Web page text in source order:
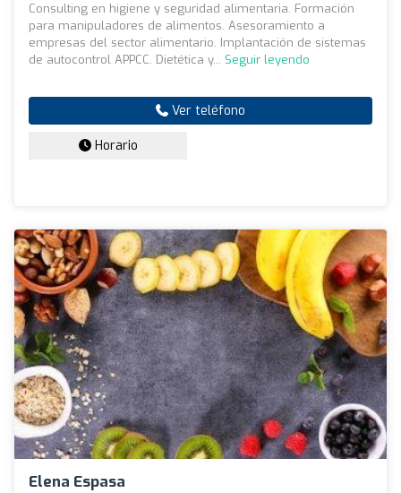
Consulting en higiene y seguridad alimentaria. Formación
para manipuladores de alimentos. Asesoramiento a
empresas del sector alimentario. Implantación de sistemas
de autocontrol APPCC. Dietética y... Seguir leyendo
Ver teléfono
Horario
Elena Espasa